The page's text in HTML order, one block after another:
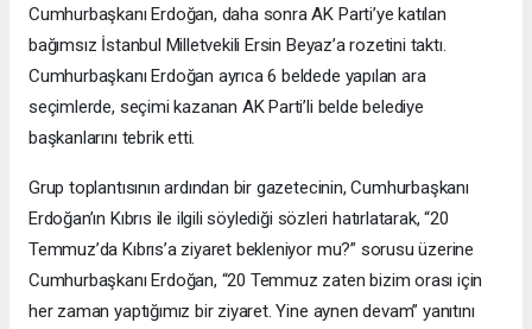
Cumhurbaşkanı Erdoğan, daha sonra AK Parti’ye katılan
bağımsız İstanbul Milletvekili Ersin Beyaz’a rozetini taktı.
Cumhurbaşkanı Erdoğan ayrıca 6 beldede yapılan ara
seçimlerde, seçimi kazanan AK Parti’li belde belediye
başkanlarını tebrik etti.
Grup toplantısının ardından bir gazetecinin, Cumhurbaşkanı
Erdoğan’ın Kıbrıs ile ilgili söylediği sözleri hatırlatarak, “20
Temmuz’da Kıbrıs’a ziyaret bekleniyor mu?” sorusu üzerine
Cumhurbaşkanı Erdoğan, “20 Temmuz zaten bizim orası için
her zaman yaptığımız bir ziyaret. Yine aynen devam” yanıtını